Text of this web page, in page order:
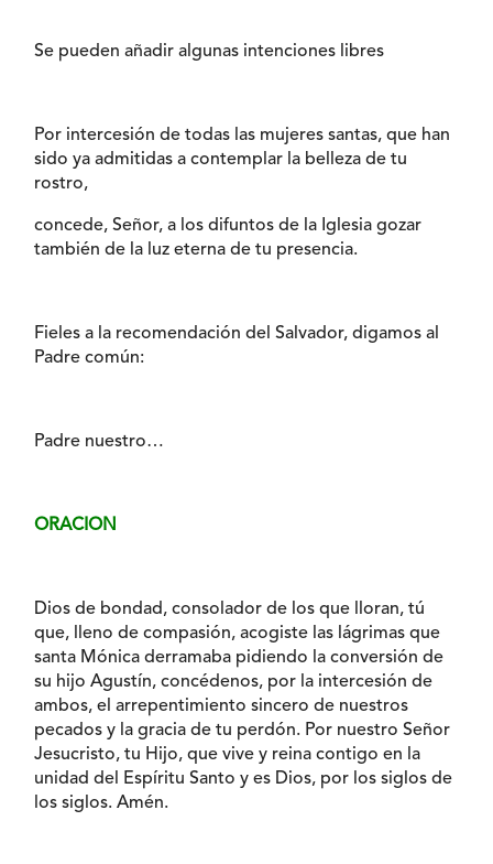
Se pueden añadir algunas intenciones libres
Por intercesión de todas las mujeres santas, que han
sido ya admitidas a contemplar la belleza de tu
rostro,
concede, Señor, a los difuntos de la Iglesia gozar
también de la luz eterna de tu presencia.
Fieles a la recomendación del Salvador, digamos al
Padre común:
Padre nuestro…
ORACION
Dios de bondad, consolador de los que lloran, tú
que, lleno de compasión, acogiste las lágrimas que
santa Mónica derramaba pidiendo la conversión de
su hijo Agustín, concédenos, por la intercesión de
ambos, el arrepentimiento sincero de nuestros
pecados y la gracia de tu perdón. Por nuestro Señor
Jesucristo, tu Hijo, que vive y reina contigo en la
unidad del Espíritu Santo y es Dios, por los siglos de
los siglos. Amén.